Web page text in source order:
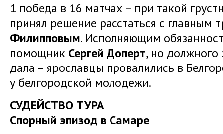
1 победа в 16 матчах – при такой
принял решение расстаться с главным
Филипповым. Исполняющим
помощник Сергей Доперт, но должного
дала – ярославцы провалились в
у белгородской молодежи.
СУДЕЙСТВО ТУРА
Спорный эпизод в Самаре